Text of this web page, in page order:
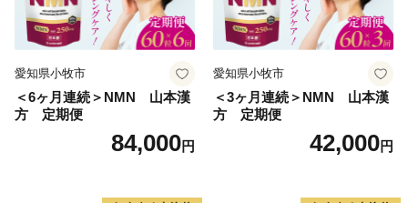
愛知県小牧市
＜6ヶ月連続＞NMN 山本漢
方 定期便
84,000円
愛知県小牧市
＜3ヶ月連続＞NMN 山本漢
方 定期便
42,000円